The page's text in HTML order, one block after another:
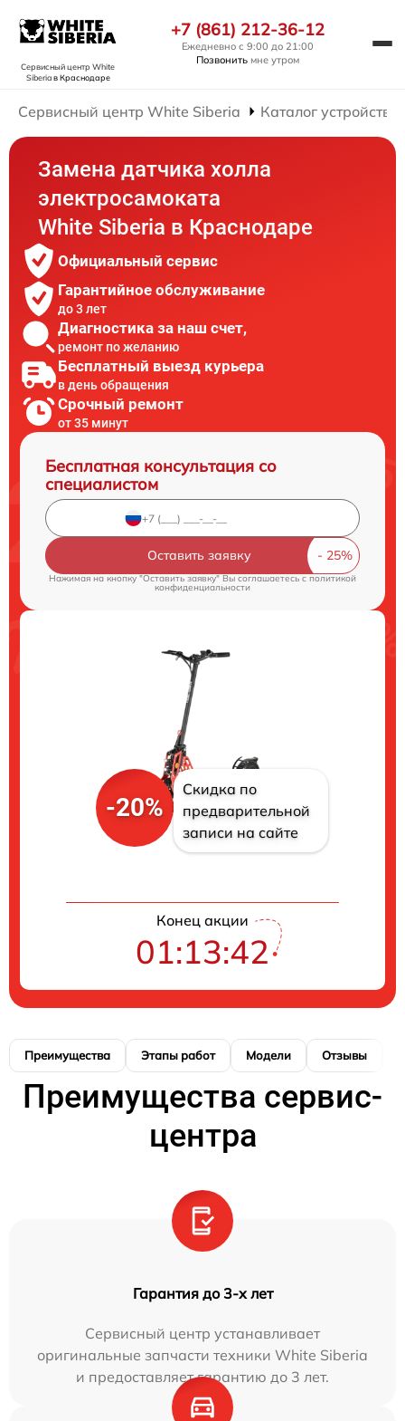
Сервисный центр White
Siberiaв Краснодаре
+7 (861) 212-36-12
Ежедневно с 9:00 до 21:00
Позвонить мне утром
Сервисный центр White Siberia Каталог устройств
Замена датчика холла
электросамоката
White Siberia в Краснодаре
Официальный сервис
Гарантийное обслуживание
до 3 лет
Диагностика за наш счет,
ремонт по желанию
Бесплатный выезд курьера
в день обращения
Срочный ремонт
от 35 минут
Бесплатная консультация со
специалистом
Оставить заявку
Нажимая на кнопку "Оставить заявку" Вы соглашаетесь cполитикой
конфиденциальности
-20%
Скидка по
предварительной
записи на сайте
Конец акции
01:13:42
Преимущества Этапы работ Модели Отзывы
Преимущества сервис-
центра
Гарантия до 3-х лет
Сервисный центр устанавливает
оригинальные запчасти техники White Siberia
и предоставляет гарантию до 3 лет.